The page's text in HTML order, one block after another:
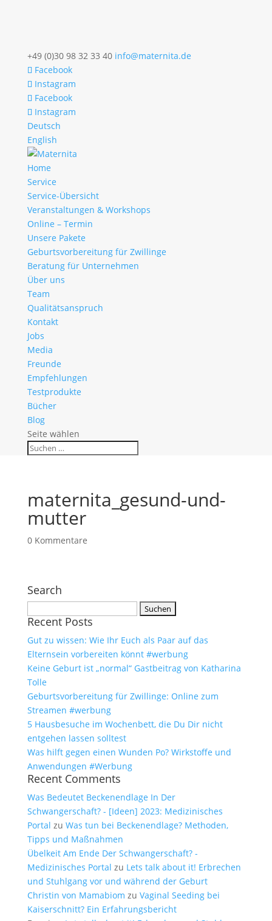
+49 (0)30 98 32 33 40 info@maternita.de
Facebook
Instagram
Facebook
Instagram
Deutsch
English
Home
Service
Service-Übersicht
Veranstaltungen & Workshops
Online – Termin
Unsere Pakete
Geburtsvorbereitung für Zwillinge
Beratung für Unternehmen
Über uns
Team
Qualitätsanspruch
Kontakt
Jobs
Media
Freunde
Empfehlungen
Testprodukte
Bücher
Blog
Seite wählen
maternita_gesund-und-
mutter
0 Kommentare
Search
nach:
Recent Posts
Gut zu wissen: Wie Ihr Euch als Paar auf das
Elternsein vorbereiten könnt #werbung
Keine Geburt ist „normal“ Gastbeitrag von Katharina
Tolle
Geburtsvorbereitung für Zwillinge: Online zum
Streamen #werbung
5 Hausbesuche im Wochenbett, die Du Dir nicht
entgehen lassen solltest
Was hilft gegen einen Wunden Po? Wirkstoffe und
Anwendungen #Werbung
Recent Comments
Was Bedeutet Beckenendlage In Der
Schwangerschaft? - [Ideen] 2023: Medizinisches
Portal zu Was tun bei Beckenendlage? Methoden,
Tipps und Maßnahmen
Übelkeit Am Ende Der Schwangerschaft? -
Medizinisches Portal zu Lets talk about it! Erbrechen
und Stuhlgang vor und während der Geburt
Christin von Mamabiom zu Vaginal Seeding bei
Kaiserschnitt? Ein Erfahrungsbericht